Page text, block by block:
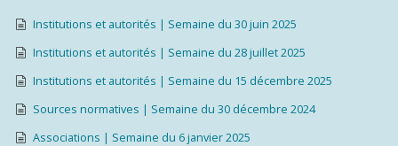
Institutions et autorités | Semaine du 30 juin 2025
Institutions et autorités | Semaine du 28 juillet 2025
Institutions et autorités | Semaine du 15 décembre 2025
Sources normatives | Semaine du 30 décembre 2024
Associations | Semaine du 6 janvier 2025